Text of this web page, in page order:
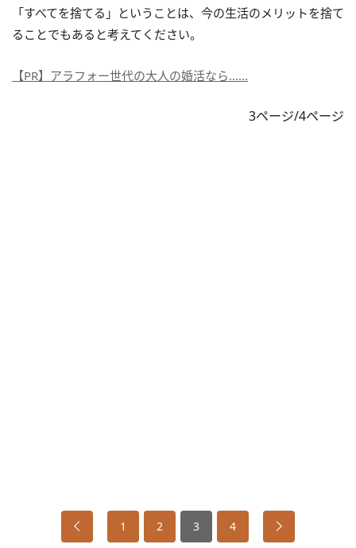
「すべてを捨てる」ということは、今の生活のメリットを捨て
ることでもあると考えてください。
【PR】アラフォー世代の大人の婚活なら……
3ページ/4ページ
1 2 3 4